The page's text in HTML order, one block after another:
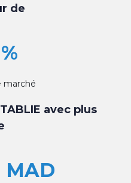
de
marché
avec plus
MAD